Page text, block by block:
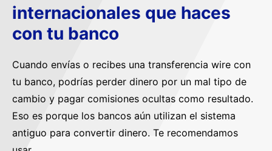
internacionales que haces
con tu banco
Cuando envías o recibes una transferencia wire con
tu banco, podrías perder dinero por un mal tipo de
cambio y pagar comisiones ocultas como resultado.
Eso es porque los bancos aún utilizan el sistema
antiguo para convertir dinero. Te recomendamos